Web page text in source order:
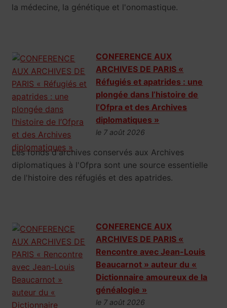
la médecine, la génétique et l'onomastique.
CONFERENCE AUX
ARCHIVES DE PARIS «
Réfugiés et apatrides : une
plongée dans l’histoire de
l’Ofpra et des Archives
diplomatiques »
le 7 août 2026
Les fonds d'archives conservés aux Archives
diplomatiques à l'Ofpra sont une source essentielle
de l'histoire des réfugiés et des apatrides.
CONFERENCE AUX
ARCHIVES DE PARIS «
Rencontre avec Jean-Louis
Beaucarnot » auteur du «
Dictionnaire amoureux de la
généalogie »
le 7 août 2026